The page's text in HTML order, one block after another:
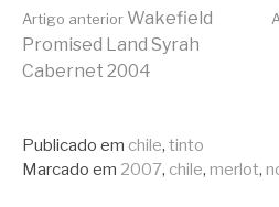
Continue
Artigo anterior Wakefield
Promised Land Syrah
Cabernet 2004
Publicado em chile, tinto
Marcado em 2007, chile, merlot,